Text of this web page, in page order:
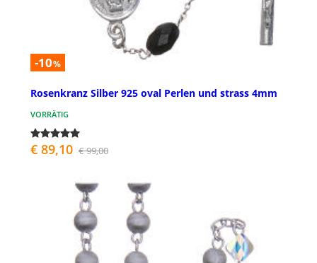
-10%
Rosenkranz Silber 925 oval Perlen und strass 4mm
VORRÄTIG
€ 89,10 € 99,00